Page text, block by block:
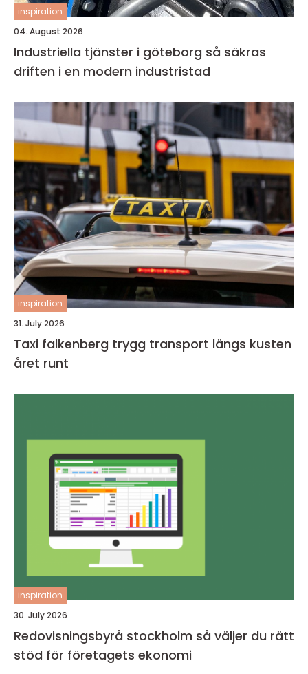
inspiration
04. August 2026
Industriella tjänster i göteborg så säkras
driften i en modern industristad
inspiration
31. July 2026
Taxi falkenberg trygg transport längs kusten
året runt
inspiration
30. July 2026
Redovisningsbyrå stockholm så väljer du rätt
stöd för företagets ekonomi